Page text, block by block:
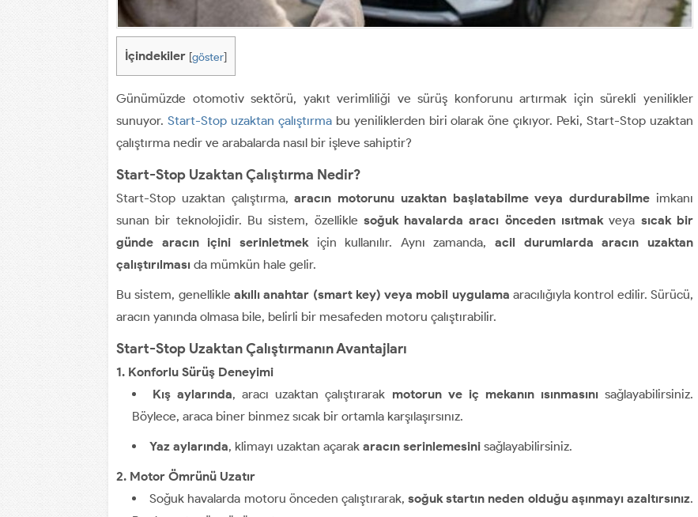
İçindekiler [göster]
Günümüzde otomotiv sektörü, yakıt verimliliği ve sürüş konforunu artırmak için sürekli yenilikler
sunuyor. Start-Stop uzaktan çalıştırmabu yeniliklerden biri olarak öne çıkıyor. Peki, Start-Stop uzaktan
çalıştırma nedir ve arabalarda nasıl bir işleve sahiptir?
Start-Stop Uzaktan Çalıştırma Nedir?
Start-Stop uzaktan çalıştırma,aracın motorunu uzaktan başlatabilme veya durdurabilme imkanı
sunan bir teknolojidir. Bu sistem, özellikle soğuk havalarda aracı önceden ısıtmakveya sıcak bir
günde aracın içini serinletmekiçin kullanılır. Aynı zamanda,acil durumlarda aracın uzaktan
çalıştırılması da mümkün hale gelir.
Bu sistem, genellikle akıllı anahtar (smart key) veya mobil uygulama aracılığıyla kontrol edilir. Sürücü,
aracın yanında olmasa bile, belirli bir mesafeden motoru çalıştırabilir.
Start-Stop Uzaktan Çalıştırmanın Avantajları
1. Konforlu Sürüş Deneyimi
Kış aylarında, aracı uzaktan çalıştırarak motorun ve iç mekanın ısınmasını sağlayabilirsiniz.
Böylece, araca biner binmez sıcak bir ortamla karşılaşırsınız.
Yaz aylarında, klimayı uzaktan açarak aracın serinlemesini sağlayabilirsiniz.
2. Motor Ömrünü Uzatır
Soğuk havalarda motoru önceden çalıştırarak,soğuk startın neden olduğu aşınmayı azaltırsınız.